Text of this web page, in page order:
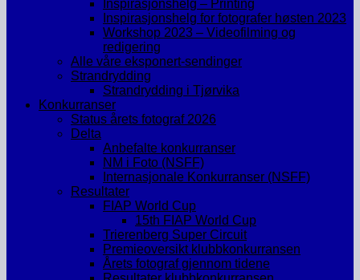
Inspirasjonshelg – Printing
Inspirasjonshelg for fotografer høsten 2023
Workshop 2023 – Videofilming og
redigering
Alle våre eksponert-sendinger
Strandrydding
Strandrydding i Tjørvika
Konkurranser
Status årets fotograf 2026
Delta
Anbefalte konkurranser
NM i Foto (NSFF)
Internasjonale Konkurranser (NSFF)
Resultater
FIAP World Cup
15th FIAP World Cup
Trierenberg Super Circuit
Premieoversikt klubbkonkurransen
Årets fotograf gjennom tidene